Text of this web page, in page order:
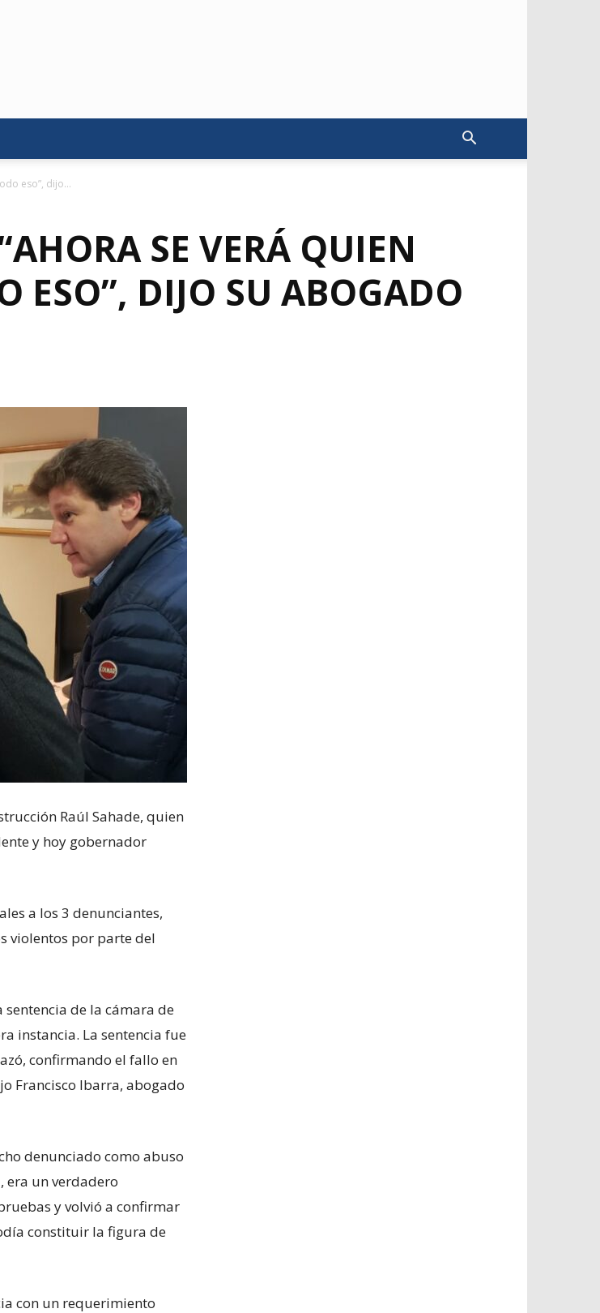
eso”, dijo...
SE VERÁ QUIEN
ESO”, DIJO SU ABOGADO
Raúl Sahade, quien
y hoy gobernador
a los 3 denunciantes,
violentos por parte del
de la cámara de
instancia. La sentencia fue
confirmando el fallo en
Francisco Ibarra, abogado
denunciado como abuso
era un verdadero
y volvió a confirmar
constituir la figura de
con un requerimiento